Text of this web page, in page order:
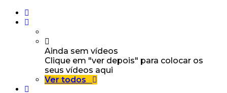
Ainda sem vídeos
Clique em "ver depois" para colocar os
seus vídeos aqui
Ver todos